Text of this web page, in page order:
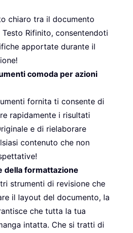
chiaro tra il documento
Rifinito, consentendoti
apportate durante il
comoda per azioni
fornita ti consente di
rapidamente i risultati
e di rielaborare
contenuto che non
della formattazione
strumenti di revisione che
il layout del documento, la
che tutta la tua
intatta. Che si tratti di